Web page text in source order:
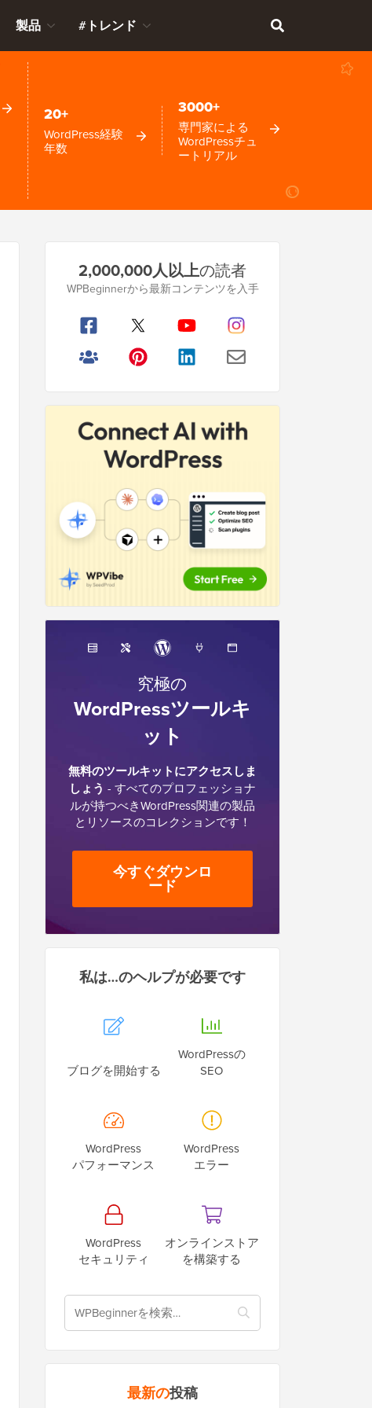
製品 #トレンド
20+
WordPress経験
年数
3000+
専門家による
WordPressチュ
ートリアル
サ
ー
2,000,000人以上の読者
WPBeginnerから最新コンテンツを入手
究極の
WordPressツールキ
ット
無料のツールキットにアクセスしま
しょう - すべてのプロフェッショナ
ルが持つべきWordPress関連の製品
とリソースのコレクションです！
今すぐダウンロ
ード
私は…のヘルプが必要です
ブログを開始する
WordPressの
SEO
WordPress
パフォーマンス
WordPress
エラー
WordPress
セキュリティ
オンラインストア
を構築する
最新の投稿